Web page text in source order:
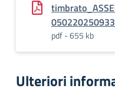
pdf - 655 kb
Ulteriori